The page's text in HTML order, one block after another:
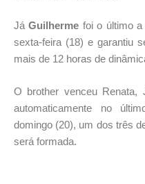
JáGuilherme foi o último
sexta-feira (18) e garantiu
mais de 12 horas de
O brother venceu Renata,
automaticamente no
domingo (20), um dos três
será formada.